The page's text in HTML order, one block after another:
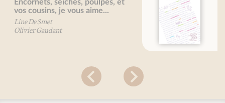
130 recettes sans gluten